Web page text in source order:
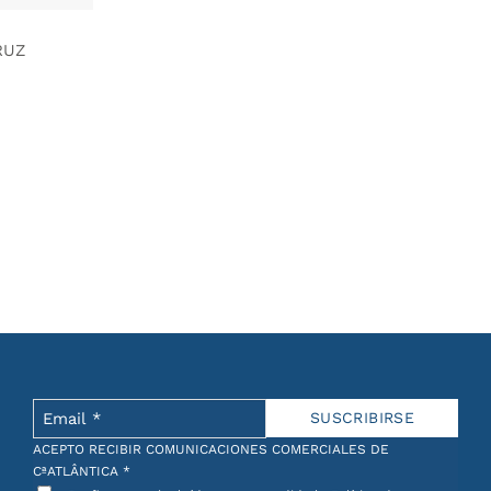
ACEPTO RECIBIR COMUNICACIONES COMERCIALES DE
CªATLÂNTICA *